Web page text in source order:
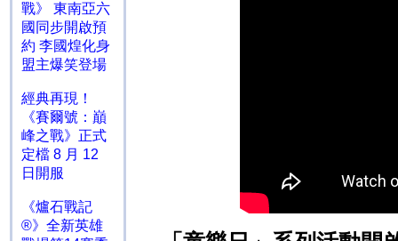
戰》 東南亞六
國同步開啟預
約 李國煌化身
盟主爆笑登場
經典再現！
《賽爾號：巔
峰之戰》正式
定檔 8 月 12
日開服
《爐石戰記
®》全新英雄